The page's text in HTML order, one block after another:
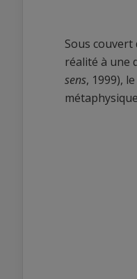
Sous
réalité à une
sens, 1999),